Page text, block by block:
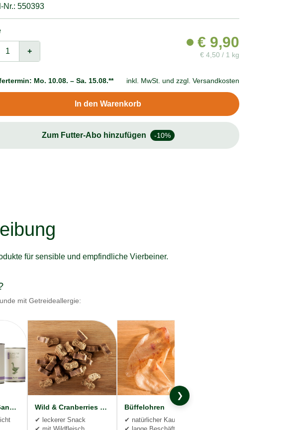
Nr.: 550393
+
€ 9,90
€ 4,50 / 1 kg
inkl. MwSt. und zzgl. Versandkosten
Mo. 10.08. – Sa. 15.08.**
In den Warenkorb
Zum Futter-Abo hinzufügen -10%
für sensible und empfindliche Vierbeiner.
mit Getreideallergie:
❯
Single-Protein Gans pur Wild & Cranberries Brocken
✔ leckerer Snack
Büffelohren
✔ natürlicher Kauspaß